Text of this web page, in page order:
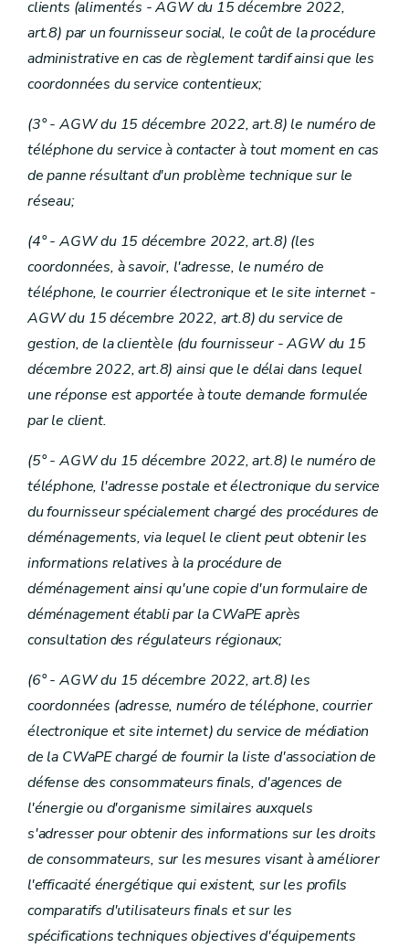
clients (alimentés - AGW du 15 décembre 2022,
art.8) par un fournisseur social, le coût de la procédure
administrative en cas de règlement tardif ainsi que les
coordonnées du service contentieux;
(3° - AGW du 15 décembre 2022, art.8) le numéro de
téléphone du service à contacter à tout moment en cas
de panne résultant d'un problème technique sur le
réseau;
(4° - AGW du 15 décembre 2022, art.8) (les
coordonnées, à savoir, l'adresse, le numéro de
téléphone, le courrier électronique et le site internet -
AGW du 15 décembre 2022, art.8) du service de
gestion, de la clientèle (du fournisseur - AGW du 15
décembre 2022, art.8) ainsi que le délai dans lequel
une réponse est apportée à toute demande formulée
par le client.
(5° - AGW du 15 décembre 2022, art.8) le numéro de
téléphone, l'adresse postale et électronique du service
du fournisseur spécialement chargé des procédures de
déménagements, via lequel le client peut obtenir les
informations relatives à la procédure de
déménagement ainsi qu'une copie d'un formulaire de
déménagement établi par la CWaPE après
consultation des régulateurs régionaux;
(6° - AGW du 15 décembre 2022, art.8) les
coordonnées (adresse, numéro de téléphone, courrier
électronique et site internet) du service de médiation
de la CWaPE chargé de fournir la liste d'association de
défense des consommateurs finals, d'agences de
l'énergie ou d'organisme similaires auxquels
s'adresser pour obtenir des informations sur les droits
de consommateurs, sur les mesures visant à améliorer
l'efficacité énergétique qui existent, sur les profils
comparatifs d'utilisateurs finals et sur les
spécifications techniques objectives d'équipements